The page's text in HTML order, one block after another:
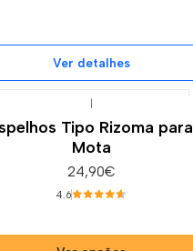
Ver detalhes
Tipo Rizoma para
Mota
24,90€
4.6